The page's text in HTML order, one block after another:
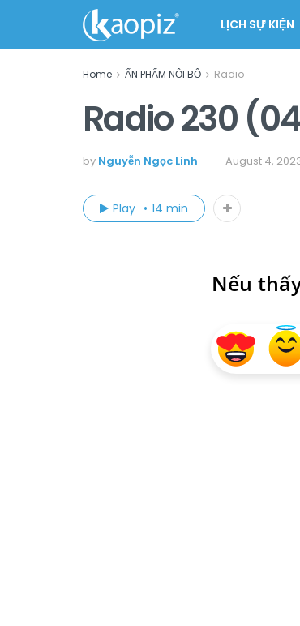
LỊCH SỰ KIỆN
Home ẤN PHẨM NỘI BỘ Radio
Radio 230
by Nguyễn Ngọc Linh August 4,
Play 14 min
Nếu